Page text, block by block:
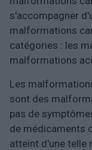
s'accompagner
malformations
catégories : les
malformations
Les
sont des
pas de
de médicaments
atteint d'une telle